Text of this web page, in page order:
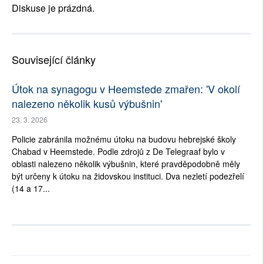
Diskuse je prázdná.
Související články
Útok na synagogu v Heemstede zmařen: 'V okolí
nalezeno několik kusů výbušnin'
23. 3. 2026
Policie zabránila možnému útoku na budovu hebrejské školy
Chabad v Heemstede. Podle zdrojů z De Telegraaf bylo v
oblasti nalezeno několik výbušnin, které pravděpodobně měly
být určeny k útoku na židovskou instituci. Dva nezletí podezřelí
(14 a 17...